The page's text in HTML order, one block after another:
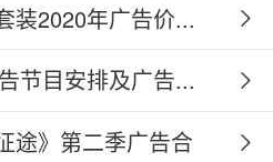
装2020年广告价...
节目安排及广告...
途》第二季广告合